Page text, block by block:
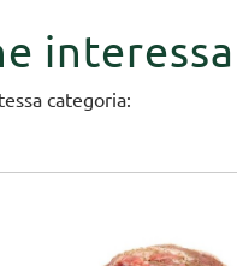
categoria: